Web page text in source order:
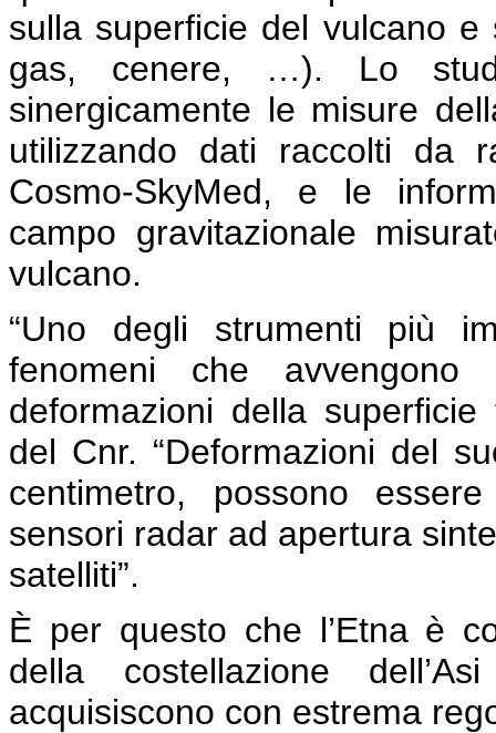
sulla superficie del vulcano e
gas, cenere, …). Lo
sinergicamente le misure
utilizzando dati raccolti da
Cosmo-SkyMed, e le
campo gravitazionale
vulcano.
“Uno degli strumenti più
fenomeni che
deformazioni della
del Cnr. “Deformazioni del
centimetro, possono
sensori radar ad apertura
satelliti”.
È per questo che l’Etna è
della costellazione
acquisiscono con estrema